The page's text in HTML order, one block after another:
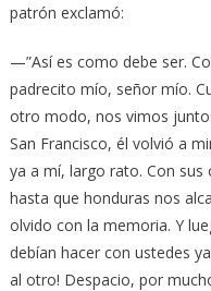
patrón exclamó:
—”Así es como debe ser.
padrecito mío, señor mío.
otro modo, nos vimos
San Francisco, él volvió a
ya a mí, largo rato. Con
hasta que honduras nos
olvido con la memoria. Y
debían hacer con ustedes
al otro! Despacio, por